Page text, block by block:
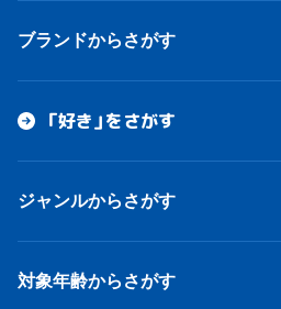
ブランドからさがす
「好き」をさがす
ジャンルからさがす
対象年齢からさがす